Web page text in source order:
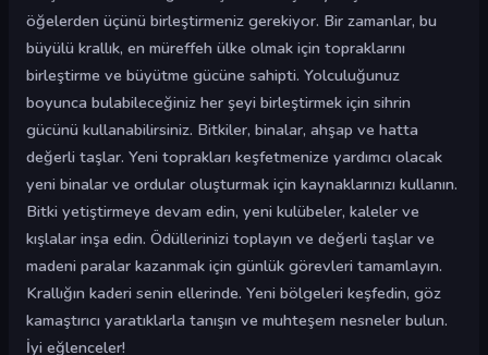
öğelerden üçünü birleştirmeniz gerekiyor. Bir zamanlar, bu
büyülü krallık, en müreffeh ülke olmak için topraklarını
birleştirme ve büyütme gücüne sahipti. Yolculuğunuz
boyunca bulabileceğiniz her şeyi birleştirmek için sihrin
gücünü kullanabilirsiniz. Bitkiler, binalar, ahşap ve hatta
değerli taşlar. Yeni toprakları keşfetmenize yardımcı olacak
yeni binalar ve ordular oluşturmak için kaynaklarınızı kullanın.
Bitki yetiştirmeye devam edin, yeni kulübeler, kaleler ve
kışlalar inşa edin. Ödüllerinizi toplayın ve değerli taşlar ve
madeni paralar kazanmak için günlük görevleri tamamlayın.
Krallığın kaderi senin ellerinde. Yeni bölgeleri keşfedin, göz
kamaştırıcı yaratıklarla tanışın ve muhteşem nesneler bulun.
İyi eğlenceler!